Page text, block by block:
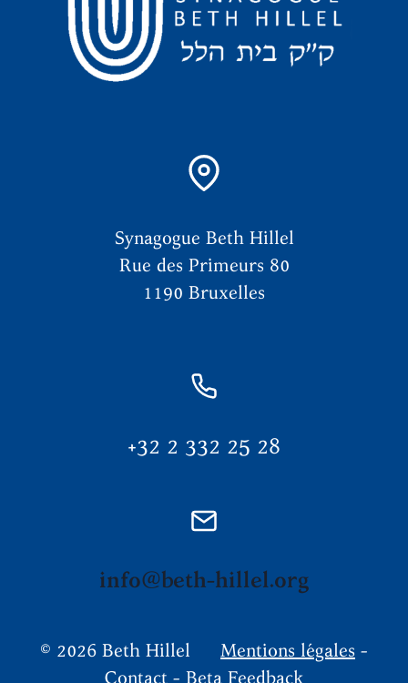
Synagogue Beth Hillel
Rue des Primeurs 80
1190 Bruxelles
+32 2 332 25 28
info@beth-hillel.org
© 2026 Beth Hillel Mentions légales -
Contact - Beta Feedback